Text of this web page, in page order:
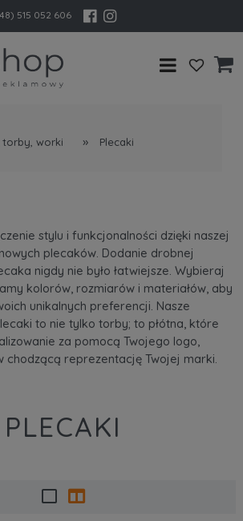
515 052 606
torby, worki » Plecaki
stylu i funkcjonalności dzięki naszej
plecaków. Dodanie drobnej
nigdy nie było łatwiejsze. Wybieraj
kolorów, rozmiarów i materiałów, aby
unikalnych preferencji. Nasze
to nie tylko torby; to płótna, które
za pomocą Twojego logo,
chodzącą reprezentację Twojej marki.
PLECAKI